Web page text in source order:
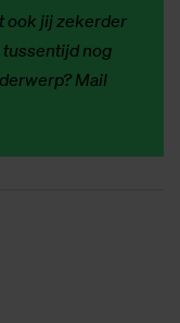
ook jij zekerder
nog
Mail